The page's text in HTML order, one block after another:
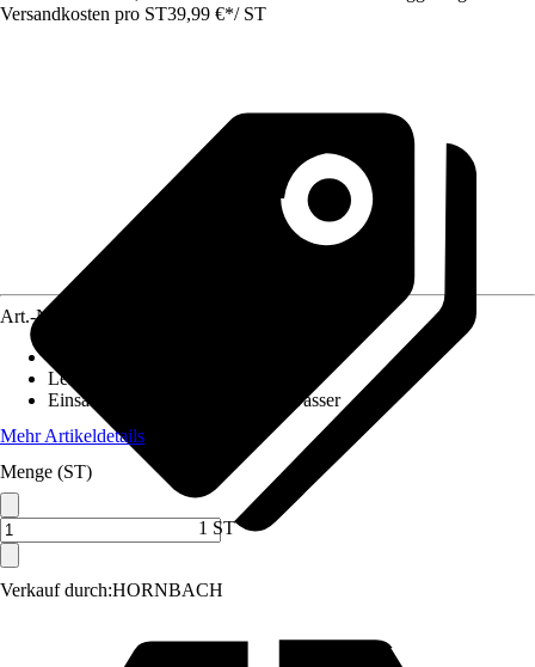
Versandkosten pro ST39,99 €*/ ST
Verkauf durch:HORNBACH
Art.-Nr.
Leistung
Einsatzbereich
Über und unter Wasser
Mehr Artikeldetails
Menge (ST)
1 ST